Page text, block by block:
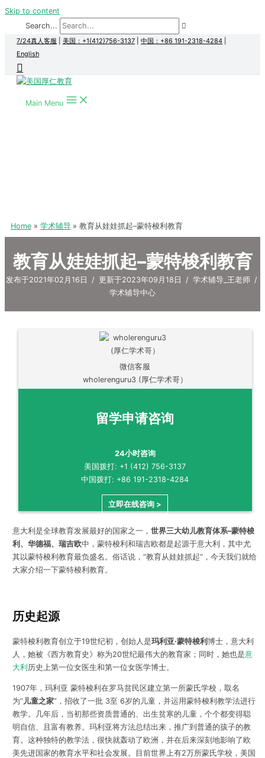
Skip to content
Search...
7/24真人客服 美国：+1(412)756-3137 中国：+86 191-2318-4284
English
Main Menu
Home 学术辅导 教育从娃娃抓起–蒙特梭利教育
教育从娃娃抓起–蒙特梭利教育
发布于2021年02月16日 / 更新于2023年09月18日 / 学术辅导_王老师 /
学术辅导中心
微信客服
wholerenguru3 (厚仁学术哥）
留学申请咨询
24小时咨询
美国拨打: +1 (412) 756-3137
中国拨打: +86 191-2318-4284
立即在线咨询 >
意大利是全球教育发展最好的国家之一， 世界三大幼儿教育体系–蒙特梭
利、华德福、瑞吉欧中，蒙特梭利和瑞吉欧都是起源于意大利，其中尤
其以蒙特梭利教育最负盛名。俗话说，“教育从娃娃抓起“，今天我们就给
大家介绍一下蒙特梭利教育。
历史起源
蒙特梭利教育创立于19世纪初，创始人是玛利亚·蒙特梭利 博士，意大利
人，她被《西方教育史》称为20世纪最伟大的教育家；同时，她也是意
大利 历史上第一位女医生和第一位女医学博士。
1907年，玛利亚 蒙特梭利在罗马贫民区建立第一所蒙氏学校，取名
为“儿童之家”，招收了一批 3至 6岁的儿童，并运用蒙特梭利教学法进行
教学。几年后，当初那些资质普通的、出生贫寒的儿童，个个都变得聪
明自信、且富有教养。玛利亚将方法总结出来，推广到普通的孩子的教
育。这种独特的教学法，很快就轰动了欧洲，并在后来深刻地影响了欧
美先进国家的教育水平和社会发展。
目前世界上有2万所蒙氏学校，美国